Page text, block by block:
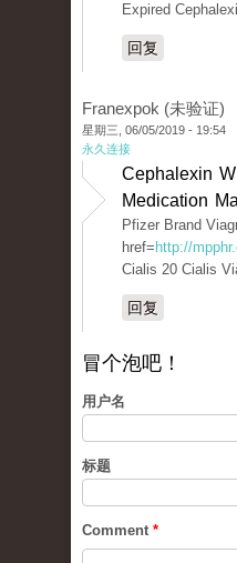
Expired
回复
Franexpok (未验证)
星期三, 06/05/2019 - 19:54
永久连接
Cephalexin
Medication
Pfizer Brand
href= http://
Cialis 20 Cialis
回复
冒个泡吧！
用户名
标题
Comment *